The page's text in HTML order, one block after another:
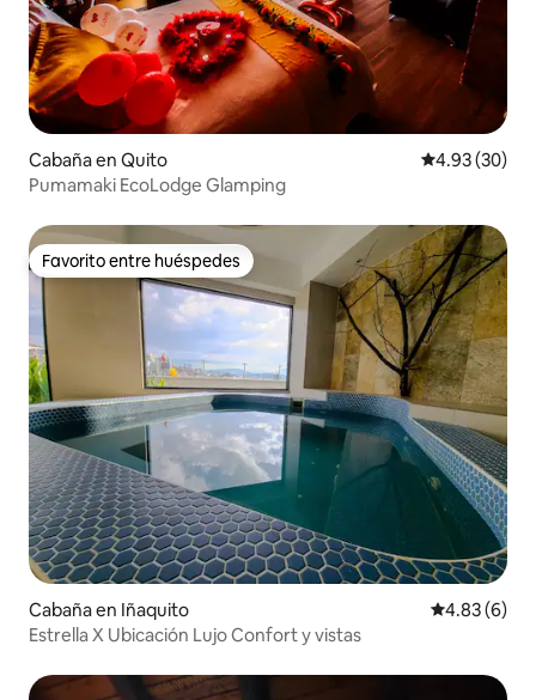
Cabaña en Quito Calificación
4.93 (30)
Pumamaki EcoLodge Glamping
Favorito entre huéspedes
Favorito entre huéspedes
Cabaña en Iñaquito Calificación
4.83 (6)
Estrella X Ubicación Lujo Confort y vistas